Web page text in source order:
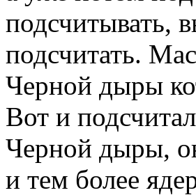
подсчитывать,
подсчитать.
Черной дыры
Вот и
Черной дыры,
и тем более